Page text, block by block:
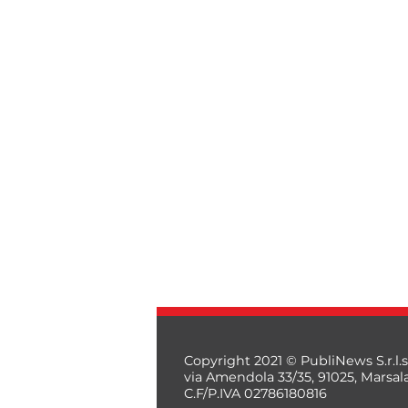
Copyright 2021 © PubliNews
via Amendola 33/35, 91025,
C.F/P.IVA 02786180816